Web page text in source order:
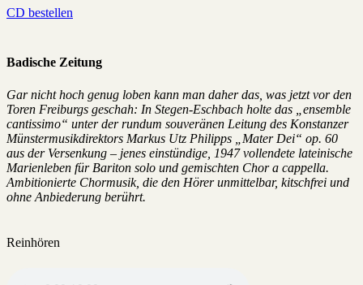
CD bestellen
Badische Zeitung
Gar nicht hoch genug loben kann man daher das, was jetzt vor den
Toren Freiburgs geschah: In Stegen-Eschbach holte das „ensemble
cantissimo“ unter der rundum souveränen Leitung des Konstanzer
Münstermusikdirektors Markus Utz Philipps „Mater Dei“ op. 60
aus der Versenkung – jenes einstündige, 1947 vollendete lateinische
Marienleben für Bariton solo und gemischten Chor a cappella.
Ambitionierte Chormusik, die den Hörer unmittelbar, kitschfrei und
ohne Anbiederung berührt.
Reinhören